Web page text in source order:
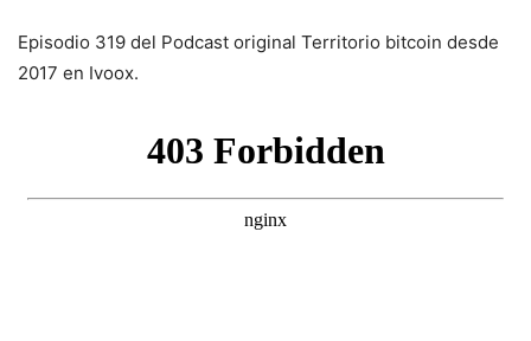
Episodio 319 del Podcast original Territorio bitcoin desde
2017 en Ivoox.